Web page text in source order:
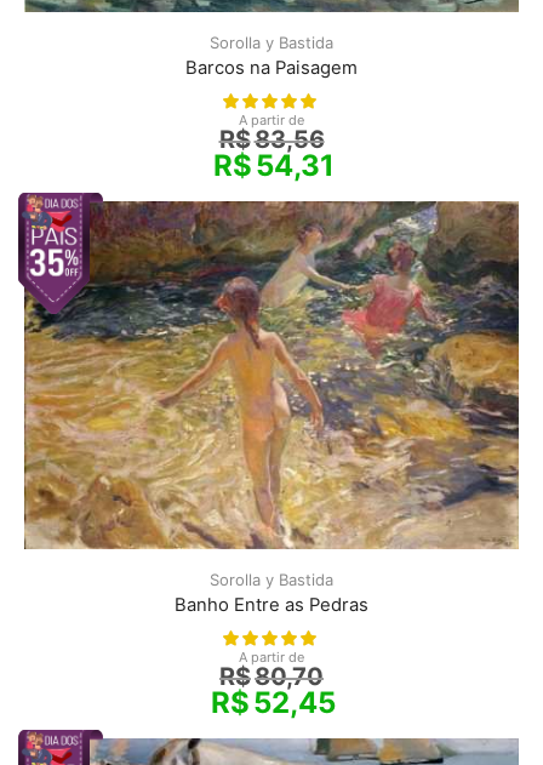
Sorolla y Bastida
Barcos na Paisagem
A partir de
R$83,56
R$54,31
Sorolla y Bastida
Banho Entre as Pedras
A partir de
R$80,70
R$52,45